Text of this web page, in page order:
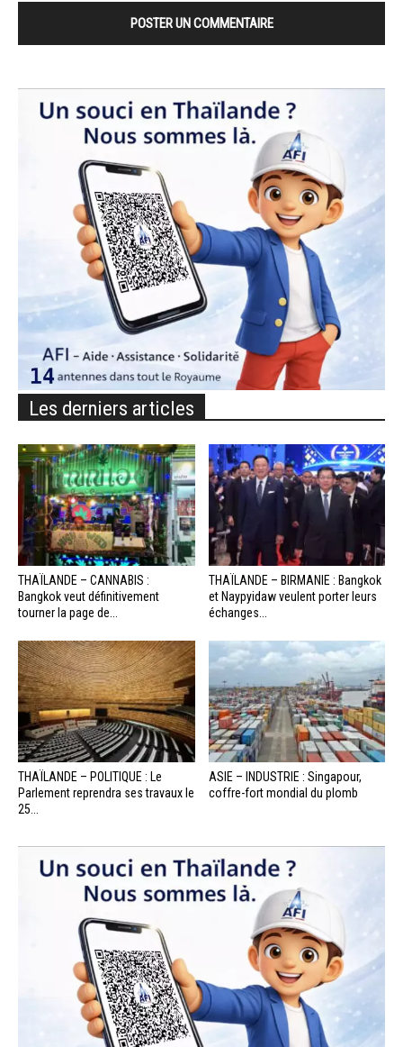
Les derniers articles
THAÏLANDE – CANNABIS :
Bangkok veut définitivement
tourner la page de...
THAÏLANDE – BIRMANIE : Bangkok
et Naypyidaw veulent porter leurs
échanges...
THAÏLANDE – POLITIQUE : Le
Parlement reprendra ses travaux le
25...
ASIE – INDUSTRIE : Singapour,
coffre-fort mondial du plomb